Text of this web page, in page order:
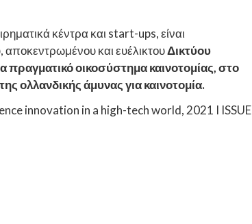
κέντρα και start-ups, είναι
αποκεντρωμένου και ευέλικτουΔικτύου
πραγματικό οικοσύστημα καινοτομίας, στο
ολλανδικής άμυνας για καινοτομία.
innovation in a high-tech world, 2021 I ISSUE